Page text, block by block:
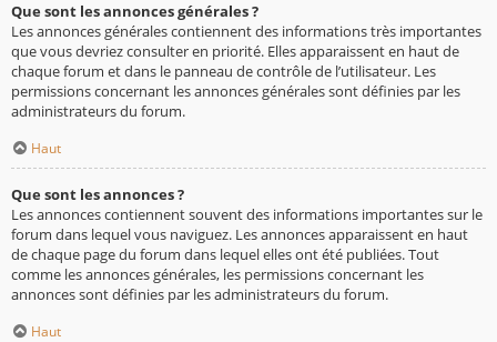
Que sont les annonces générales ?
Les annonces générales contiennent des informations très importantes
que vous devriez consulter en priorité. Elles apparaissent en haut de
chaque forum et dans le panneau de contrôle de l’utilisateur. Les
permissions concernant les annonces générales sont définies par les
administrateurs du forum.
Haut
Que sont les annonces ?
Les annonces contiennent souvent des informations importantes sur le
forum dans lequel vous naviguez. Les annonces apparaissent en haut
de chaque page du forum dans lequel elles ont été publiées. Tout
comme les annonces générales, les permissions concernant les
annonces sont définies par les administrateurs du forum.
Haut